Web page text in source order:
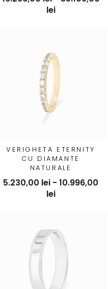
lei
VERIGHETA ETERNITY
CU DIAMANTE
NATURALE
5.230,00 lei - 10.996,00
lei